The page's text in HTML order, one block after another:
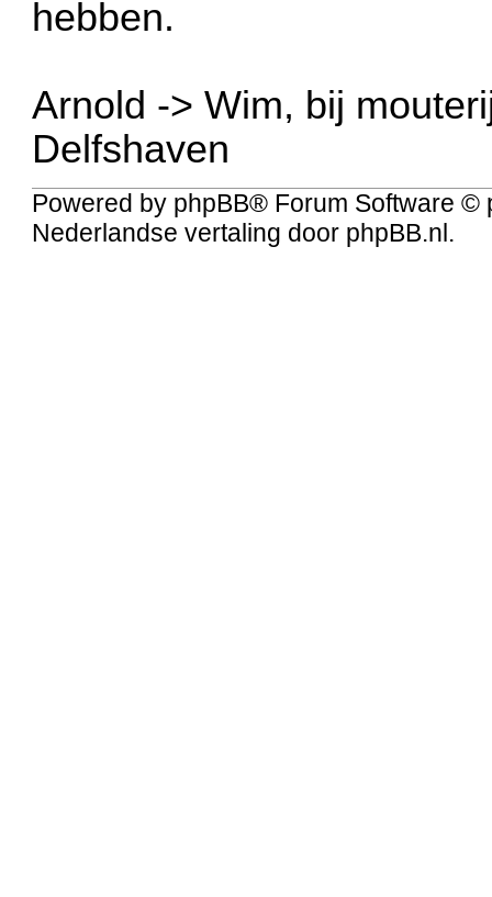
hebben.
Arnold -> Wim, bij
Delfshaven
Powered by phpBB® Forum Software ©
Nederlandse vertaling door phpBB.nl.